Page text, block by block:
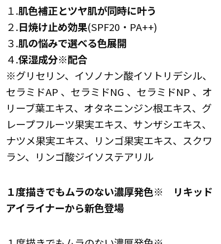
１.肌色補正とツヤ肌が同時に叶う
２.日焼け止め効果(SPF20・PA++)
３.肌の悩みで選べる色展開
４.保湿成分※配合
※グリセリン、イソノナン酸イソトリデシル、
セラミドAP 、セラミドNG 、セラミドNP 、オ
リーブ葉エキス、オタネニンジン根エキス、グ
レープフルーツ果実エキス、サンザシエキス、
ナツメ果実エキス、リンゴ果実エキス、スクワ
ラン、リンゴ酸ジイソステアリル
１度描きでもムラのない濃厚発色※ リキッド
アイライナーから新色登場